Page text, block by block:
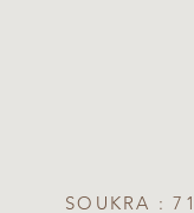
SOUKRA :